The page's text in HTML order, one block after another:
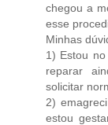
chegou a
esse
Minhas
1) Estou
reparar
solicitar
2)
estou